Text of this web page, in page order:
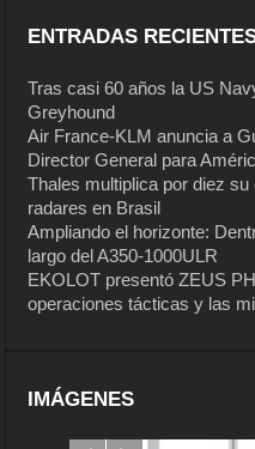
ENTRADAS
Tras casi 60 años la US
Greyhound
Air France-KLM anuncia a
Director General para
Thales multiplica por diez
radares en Brasil
Ampliando el horizonte:
largo del A350-1000ULR
EKOLOT presentó ZEUS
operaciones tácticas y las
IMÁGENES